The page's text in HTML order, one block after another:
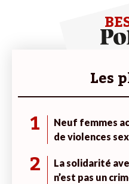
Les
1
Neuf femmes
de violences
2
La solidarité
n’est pas un